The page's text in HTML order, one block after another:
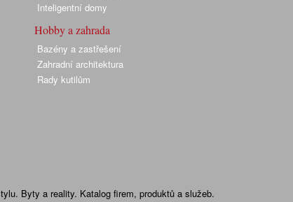
Inteligentní domy
Hobby a zahrada
Bazény a zastřešení
Zahradní architektura
Rady kutilům
Byty a reality. Katalog firem, produktů a služeb.